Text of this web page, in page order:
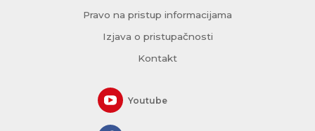
Pravo na pristup informacijama
Izjava o pristupačnosti
Kontakt
Youtube